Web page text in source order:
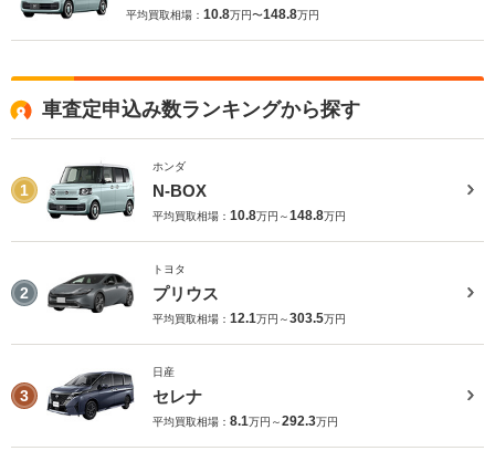
平均買取相場： 10.8万円〜148.8万円
車査定申込み数ランキングから探す
1
ホンダ
N-BOX
平均買取相場： 10.8万円～148.8万円
2
トヨタ
プリウス
平均買取相場： 12.1万円～303.5万円
3
日産
セレナ
平均買取相場： 8.1万円～292.3万円